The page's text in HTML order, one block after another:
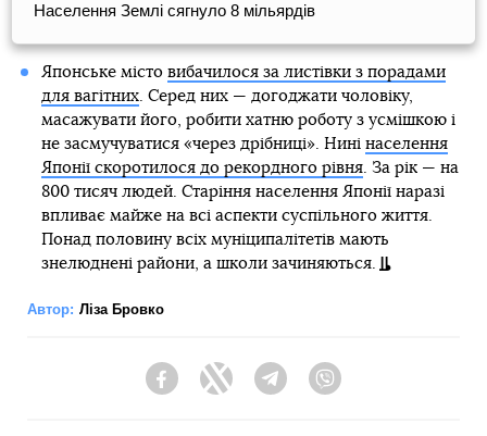
Населення Землі сягнуло 8 мільярдів
Японське місто вибачилося за листівки з порадами
для вагітних. Серед них — догоджати чоловіку,
масажувати його, робити хатню роботу з усмішкою і
не засмучуватися «через дрібниці». Нині населення
Японії скоротилося до рекордного рівня. За рік — на
800 тисяч людей. Старіння населення Японії наразі
впливає майже на всі аспекти суспільного життя.
Понад половину всіх муніципалітетів мають
знелюднені райони, а школи зачиняються.
Автор: Ліза Бровко
FacebookTwitter Telegram